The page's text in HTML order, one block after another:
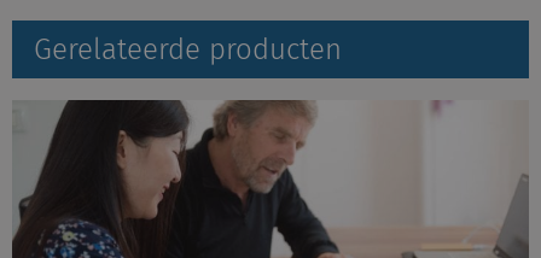
Gerelateerde producten